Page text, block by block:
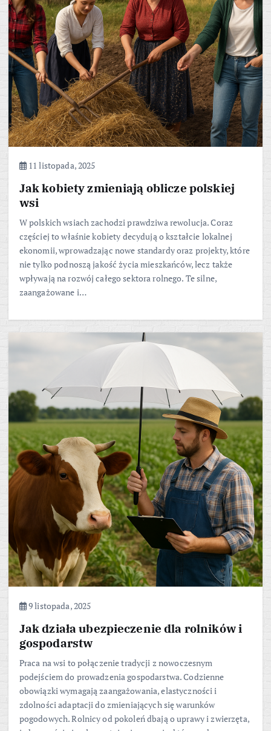
11 listopada, 2025
Jak kobiety zmieniają oblicze polskiej
wsi
W polskich wsiach zachodzi prawdziwa rewolucja. Coraz
częściej to właśnie kobiety decydują o kształcie lokalnej
ekonomii, wprowadzając nowe standardy oraz projekty, które
nie tylko podnoszą jakość życia mieszkańców, lecz także
wpływają na rozwój całego sektora rolnego. Te silne,
zaangażowane i…
9 listopada, 2025
Jak działa ubezpieczenie dla rolników i
gospodarstw
Praca na wsi to połączenie tradycji z nowoczesnym
podejściem do prowadzenia gospodarstwa. Codzienne
obowiązki wymagają zaangażowania, elastyczności i
zdolności adaptacji do zmieniających się warunków
pogodowych. Rolnicy od pokoleń dbają o uprawy i zwierzęta,